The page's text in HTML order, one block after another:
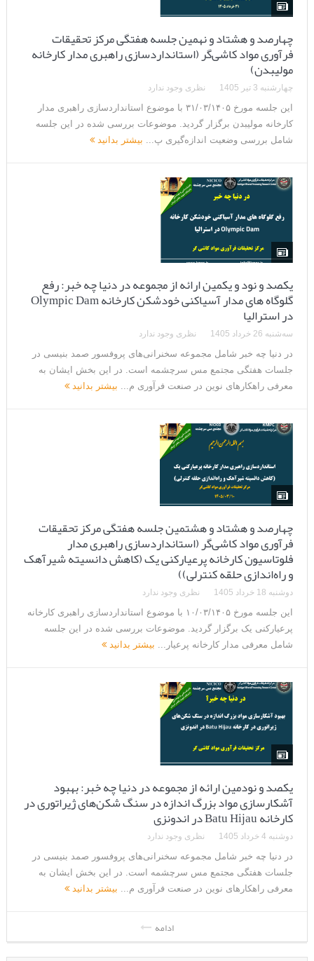
چهارصد و هشتاد و نهمین جلسه هفتگی مرکز تحقیقات
فرآوری مواد کاشی‌گر (استانداردسازی راهبری مدار کارخانه
مولیبدن)
چهارشنبه 3 تیر 1405 نظری وجود ندارد
این جلسه مورخ ۳۱/۰۳/۱۴۰۵ با موضوع استانداردسازی راهبری مدار
کارخانه مولیبدن برگزار گردید. موضوعات بررسی شده در این جلسه
شامل بررسی وضعیت اندازه‌گیری پ... بیشتر بدانید
یکصد و نود و یکمین ارائه از مجموعه در دنیا چه خبر: رفع
گلوگاه های مدار آسیاکنی خودشکن کارخانه Olympic Dam
در استرالیا
سه‌شنبه 26 خرداد 1405 نظری وجود ندارد
در دنیا چه خبر شامل مجموعه سخنرانی‌های پروفسور صمد بنیسی در
جلسات هفتگی مجتمع مس سرچشمه است. در این بخش ایشان به
معرفی راهکارهای نوین در صنعت فرآوری م...
بیشتر بدانید
چهارصد و هشتاد و هشتمین جلسه هفتگی مرکز تحقیقات
فرآوری مواد کاشی‌گر (استانداردسازی راهبری مدار
فلوتاسیون کارخانه پرعیارکنی یک (کاهش دانسیته شیرآهک
و راه‌اندازی حلقه کنترلی))
دوشنبه 18 خرداد 1405 نظری وجود ندارد
این جلسه مورخ ۱۰/۰۳/۱۴۰۵ با موضوع استانداردسازی راهبری کارخانه
پرعیارکنی یک برگزار گردید. موضوعات بررسی شده در این جلسه
شامل معرفی مدار کارخانه پرعیار...
بیشتر بدانید
یکصد و نودمین ارائه از مجموعه در دنیا چه خبر: بهبود
آشکارسازی مواد بزرگ اندازه در سنگ شکن‌های ژیراتوری در
کارخانه Batu Hijau در اندونزی
دوشنبه 4 خرداد 1405 نظری وجود ندارد
در دنیا چه خبر شامل مجموعه سخنرانی‌های پروفسور صمد بنیسی در
جلسات هفتگی مجتمع مس سرچشمه است. در این بخش ایشان به
معرفی راهکارهای نوین در صنعت فرآوری م...
بیشتر بدانید
ادامه